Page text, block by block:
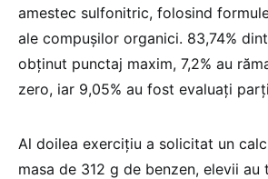
amestec sulfonitric, folosind
ale compușilor organici. 83,74%
obținut punctaj maxim, 7,2% au
zero, iar 9,05% au fost evaluați
Al doilea exercițiu a solicitat un
masa de 312 g de benzen, elevii au